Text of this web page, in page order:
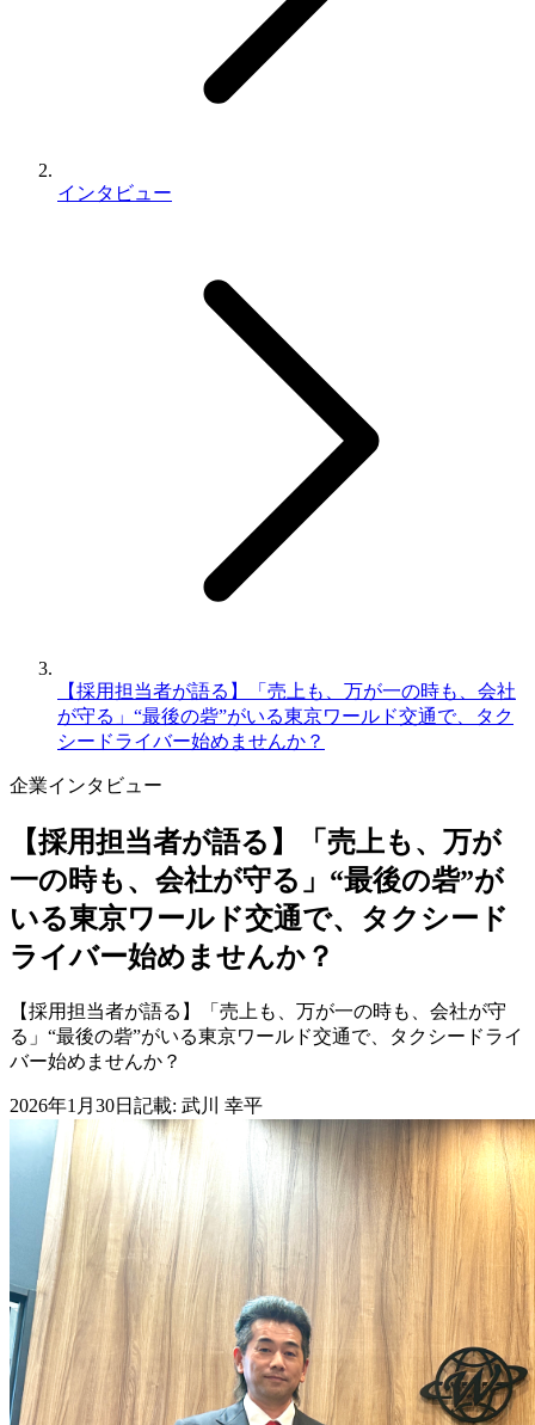
インタビュー
【採用担当者が語る】「売上も、万が一の時も、会社
が守る」“最後の砦”がいる東京ワールド交通で、タク
シードライバー始めませんか？
企業インタビュー
【採用担当者が語る】「売上も、万が
一の時も、会社が守る」“最後の砦”が
いる東京ワールド交通で、タクシード
ライバー始めませんか？
【採用担当者が語る】「売上も、万が一の時も、会社が守
る」“最後の砦”がいる東京ワールド交通で、タクシードライ
バー始めませんか？
2026年1月30日 記載: 武川 幸平